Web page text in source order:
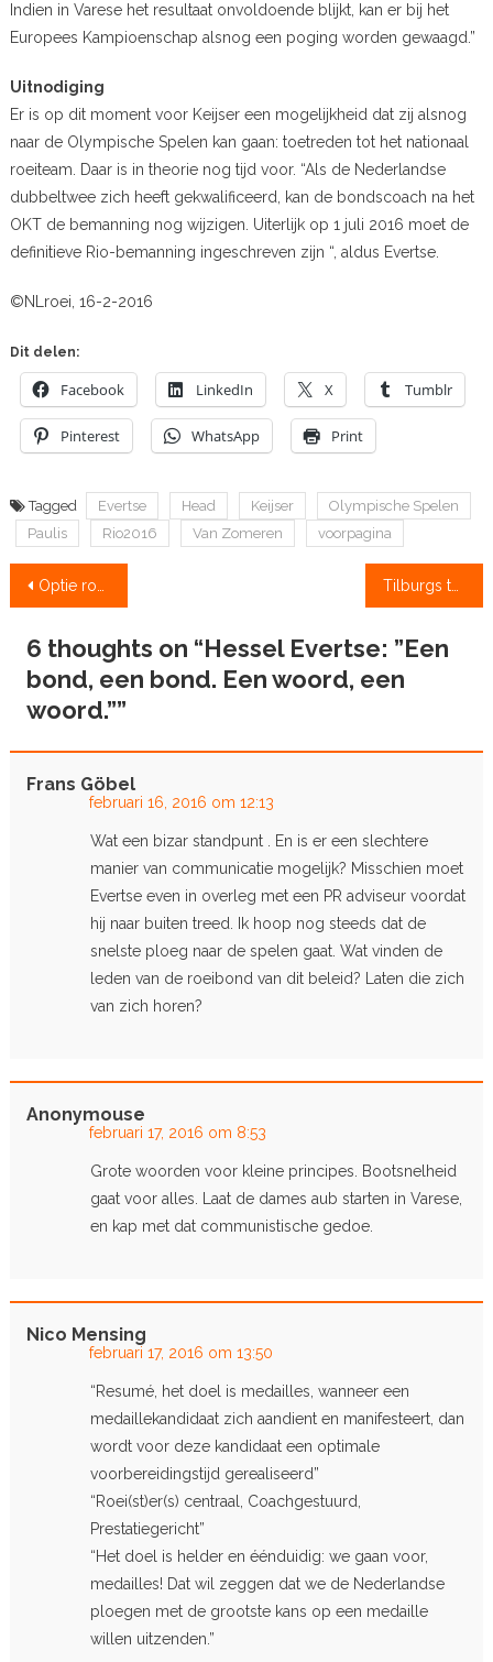
Indien in Varese het resultaat onvoldoende blijkt, kan er bij het
Europees Kampioenschap alsnog een poging worden gewaagd.”
Uitnodiging
Er is op dit moment voor Keijser een mogelijkheid dat zij alsnog
naar de Olympische Spelen kan gaan: toetreden tot het nationaal
roeiteam. Daar is in theorie nog tijd voor. “Als de Nederlandse
dubbeltwee zich heeft gekwalificeerd, kan de bondscoach na het
OKT de bemanning nog wijzigen. Uiterlijk op 1 juli 2016 moet de
definitieve Rio-bemanning ingeschreven zijn “, aldus Evertse.
©NLroei, 16-2-2016
Dit delen:
Facebook LinkedIn X Tumblr
Pinterest WhatsApp Print
Tagged Evertse Head Keijser
Olympische Spelen
Paulis
Rio2016 Van Zomeren voorpagina
Bericht
Optie roeibaan onder stad Groningen Tilburgs talent Amber Kraak vaart eigen koers
6 thoughts on “Hessel Evertse: ”Een
bond, een bond. Een woord, een
woord.””
Frans Göbel
februari 16, 2016 om 12:13
Wat een bizar standpunt . En is er een slechtere
manier van communicatie mogelijk? Misschien moet
Evertse even in overleg met een PR adviseur voordat
hij naar buiten treed. Ik hoop nog steeds dat de
snelste ploeg naar de spelen gaat. Wat vinden de
leden van de roeibond van dit beleid? Laten die zich
van zich horen?
Anonymouse
februari 17, 2016 om 8:53
Grote woorden voor kleine principes. Bootsnelheid
gaat voor alles. Laat de dames aub starten in Varese,
en kap met dat communistische gedoe.
Nico Mensing
februari 17, 2016 om 13:50
“Resumé, het doel is medailles, wanneer een
medaillekandidaat zich aandient en manifesteert, dan
wordt voor deze kandidaat een optimale
voorbereidingstijd gerealiseerd”
“Roei(st)er(s) centraal, Coachgestuurd,
Prestatiegericht”
“Het doel is helder en éénduidig: we gaan voor,
medailles! Dat wil zeggen dat we de Nederlandse
ploegen met de grootste kans op een medaille
willen uitzenden.”